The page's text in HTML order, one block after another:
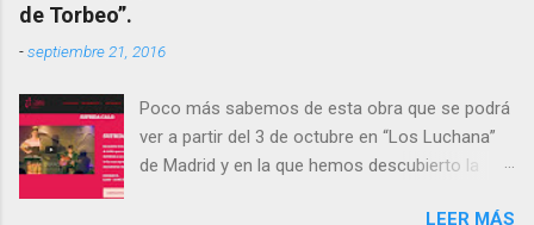
de Torbeo”.
-septiembre 21, 2016
Poco más sabemos de esta obra que se podrá
ver a partir del 3 de octubre en “Los Luchana”
de Madrid y en la que hemos descubierto la
LEER MÁS